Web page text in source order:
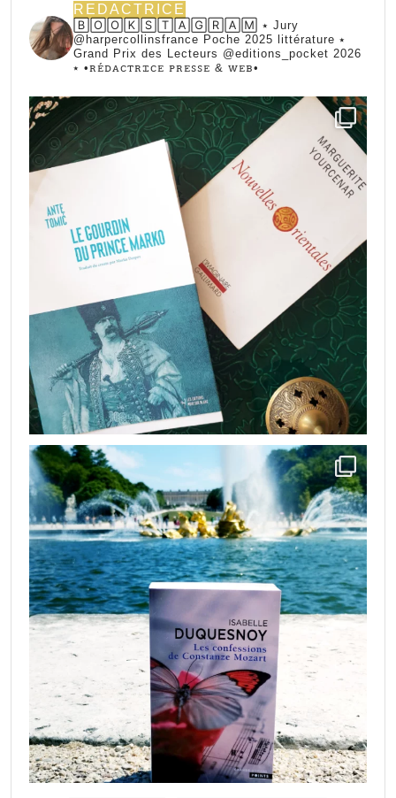
REDACTRICE
🄱🄾🄾🄺🅂🅃🄰🄶🅁🄰🄼 ⭑ Jury
@harpercollinsfrance Poche 2025 littérature ⭑
Grand Prix des Lecteurs @editions_pocket 2026
⭑ •ꭱꭼ́ꭰꭺꮯꭲꭱꮖꮯꭼ ꮲꭱꭼꮪꮪꭼ & ꮃꭼᏼ•